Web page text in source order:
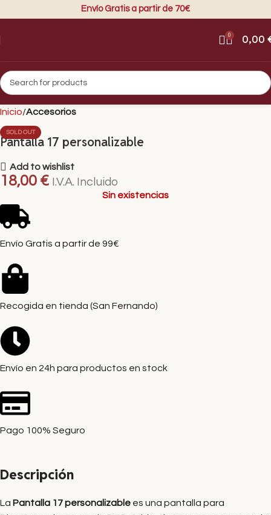
Envío Gratis a partir de 70€
0 0,00
Inicio Accesorios
SOLD OUT
Pantalla 17 personalizable
Add to wishlist
18,00 € I.V.A. Incluido
Sin existencias
Envío Gratis a partir de 99€
Recogida en tienda (San Fernando)
Envío en 24h para productos en stock
Pago 100% Seguro
Descripción
La Pantalla 17 personalizable es una pantalla para